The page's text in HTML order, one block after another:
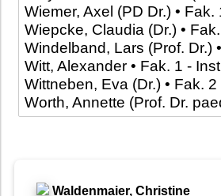
Waldenmaier, Christine